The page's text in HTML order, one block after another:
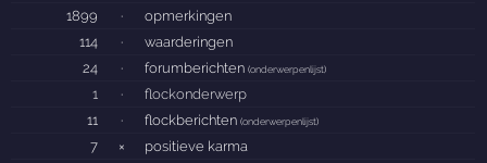
1899
·
opmerkingen
114
·
waarderingen
24
· forumberichten(onderwerpenlijst)
1 ·
flockonderwerp
11
· flockberichten(onderwerpenlijst)
7 ×
positieve karma